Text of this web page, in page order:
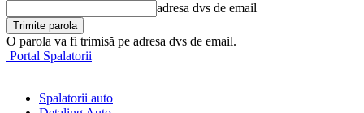
adresa dvs de email
O parola va fi trimisă pe adresa dvs de email.
Portal Spalatorii
Spalatorii auto